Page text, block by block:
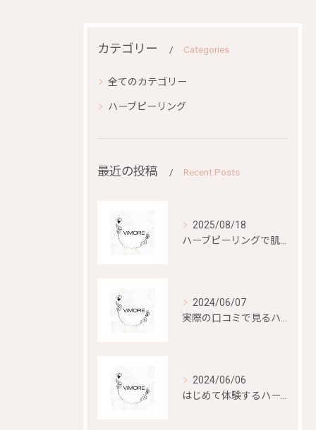
カテゴリー Categories
全てのカテゴリー
ハーブピーリング
最近の投稿 Recent Posts
2025/08/18
2024/06/07
2024/06/06